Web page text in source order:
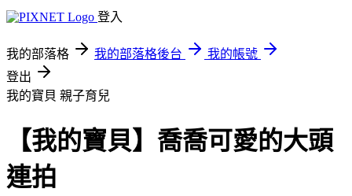
登入
我的部落格 我的部落格後台
我的帳號
登出
我的寶貝 親子育兒
【我的寶貝】喬喬可愛的大頭
連拍